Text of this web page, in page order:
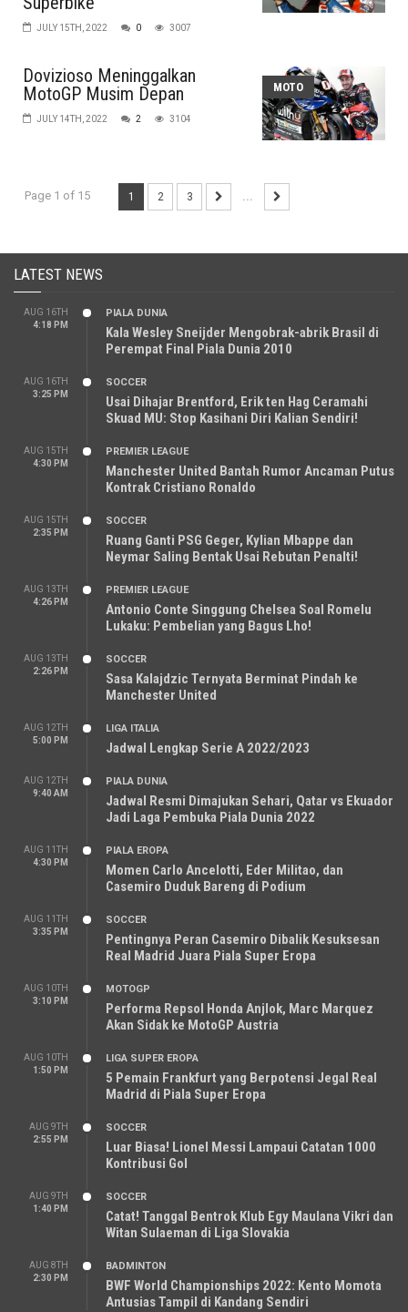
JULY 15TH, 2022 0 3007
MOTO
Dovizioso Meninggalkan
MotoGP Musim Depan
JULY 14TH, 2022 2 3104
Page 1 of 15 1 2 3 ...
LATEST NEWS
AUG 16TH
4:18 PM
PIALA DUNIA
Kala Wesley Sneijder Mengobrak-abrik Brasil di
Perempat Final Piala Dunia 2010
AUG 16TH
3:25 PM
SOCCER
Usai Dihajar Brentford, Erik ten Hag Ceramahi
Skuad MU: Stop Kasihani Diri Kalian Sendiri!
AUG 15TH
4:30 PM
PREMIER LEAGUE
Manchester United Bantah Rumor Ancaman Putus
Kontrak Cristiano Ronaldo
AUG 15TH
2:35 PM
SOCCER
Ruang Ganti PSG Geger, Kylian Mbappe dan
Neymar Saling Bentak Usai Rebutan Penalti!
AUG 13TH
4:26 PM
PREMIER LEAGUE
Antonio Conte Singgung Chelsea Soal Romelu
Lukaku: Pembelian yang Bagus Lho!
AUG 13TH
2:26 PM
SOCCER
Sasa Kalajdzic Ternyata Berminat Pindah ke
Manchester United
AUG 12TH
5:00 PM
LIGA ITALIA
Jadwal Lengkap Serie A 2022/2023
AUG 12TH
9:40 AM
PIALA DUNIA
Jadwal Resmi Dimajukan Sehari, Qatar vs Ekuador
Jadi Laga Pembuka Piala Dunia 2022
AUG 11TH
4:30 PM
PIALA EROPA
Momen Carlo Ancelotti, Eder Militao, dan
Casemiro Duduk Bareng di Podium
AUG 11TH
3:35 PM
SOCCER
Pentingnya Peran Casemiro Dibalik Kesuksesan
Real Madrid Juara Piala Super Eropa
AUG 10TH
3:10 PM
MOTOGP
Performa Repsol Honda Anjlok, Marc Marquez
Akan Sidak ke MotoGP Austria
AUG 10TH
1:50 PM
LIGA SUPER EROPA
5 Pemain Frankfurt yang Berpotensi Jegal Real
Madrid di Piala Super Eropa
AUG 9TH
2:55 PM
SOCCER
Luar Biasa! Lionel Messi Lampaui Catatan 1000
Kontribusi Gol
AUG 9TH
1:40 PM
SOCCER
Catat! Tanggal Bentrok Klub Egy Maulana Vikri dan
Witan Sulaeman di Liga Slovakia
AUG 8TH
2:30 PM
BADMINTON
BWF World Championships 2022: Kento Momota
Antusias Tampil di Kandang Sendiri